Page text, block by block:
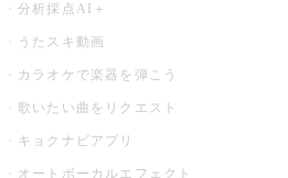
分析採点AI＋
うたスキ動画
カラオケで楽器を弾こう
歌いたい曲をリクエスト
キョクナビアプリ
オートボーカルエフェクト